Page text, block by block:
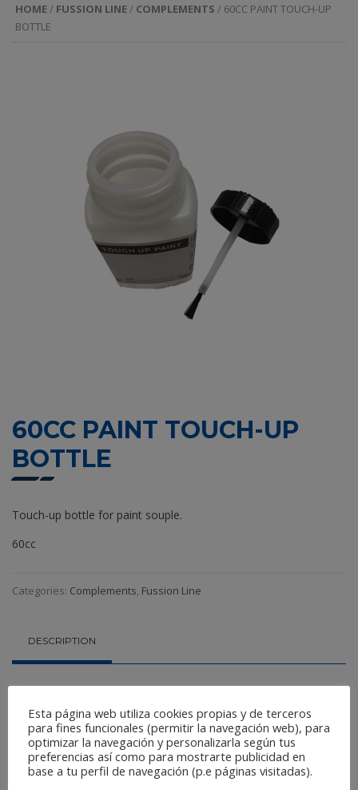
HOME / FUSSION LINE / COMPLEMENTS / 60CC PAINT TOUCH-UP
BOTTLE
60CC PAINT TOUCH-UP
BOTTLE
Touch-up bottle for paint souple.
60cc
Categories: Complements Fussion Line
DESCRIPTION
Referencia:
E3212
Related Products
Esta página web utiliza cookies propias y de terceros
para fines funcionales (permitir la navegación web), para
optimizar la navegación y personalizarla según tus
preferencias así como para mostrarte publicidad en
base a tu perfil de navegación (p.e páginas visitadas).